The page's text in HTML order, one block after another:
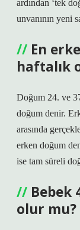
ardından ‘tek
unvanının yeni
En
haftalık
Doğum 24. ve
doğum denir.
arasında
erken doğum
ise tam süreli
Bebek
olur mu?